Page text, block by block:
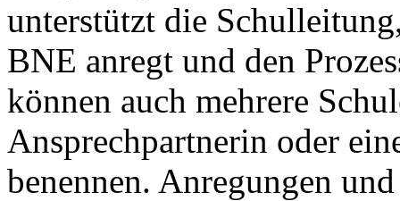
unterstützt die
BNE anregt und den
können auch mehrere
Ansprechpartnerin oder
benennen. Anregungen